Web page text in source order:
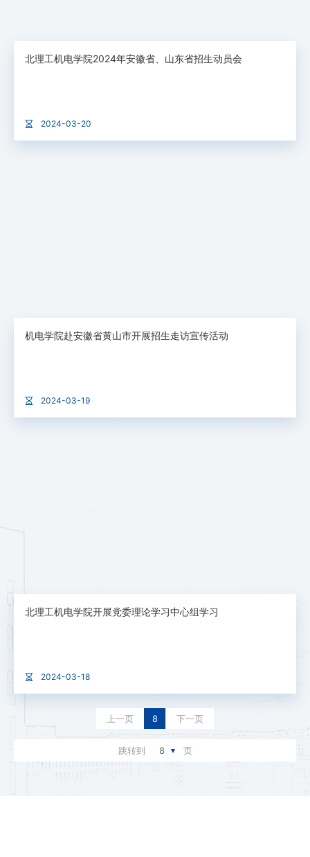
北理工机电学院2024年安徽省、山东省招生动员会
2024-03-20
机电学院赴安徽省黄山市开展招生走访宣传活动
2024-03-19
北理工机电学院开展党委理论学习中心组学习
2024-03-18
上一页 8 下一页
跳转到 8 页